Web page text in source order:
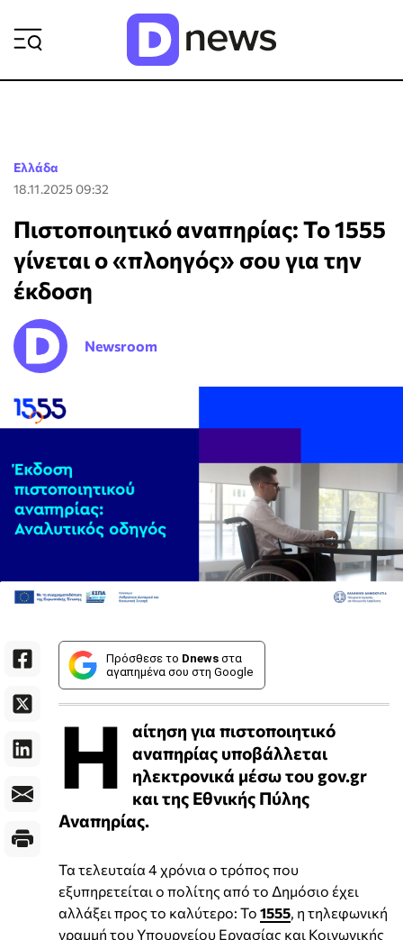
Ελλάδα
18.11.2025 09:32
Πιστοποιητικό αναπηρίας: Το 1555
γίνεται ο «πλοηγός» σου για την
έκδοση
Newsroom
Πρόσθεσε το Dnews στα
αγαπημένα σου στη Google
Η
αίτηση για πιστοποιητικό
αναπηρίας υποβάλλεται
ηλεκτρονικά μέσω του gov.gr
και της Εθνικής Πύλης
Αναπηρίας.
Τα τελευταία 4 χρόνια ο τρόπος που
εξυπηρετείται ο πολίτης από το Δημόσιο έχει
αλλάξει προς το καλύτερο: Το 1555, η τηλεφωνική
γραμμή του Υπουργείου Εργασίας και Κοινωνικής